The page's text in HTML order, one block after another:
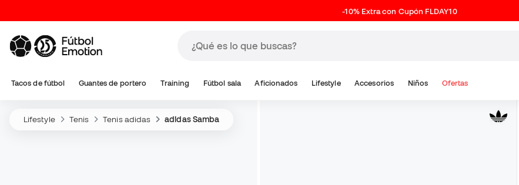
-10% Extra con Cupón FLDAY10
Tacos de fútbol Guantes de portero Training Fútbol sala Aficionados Lifestyle Accesorios Niños Ofertas
Lifestyle Tenis Tenis adidas adidas Samba